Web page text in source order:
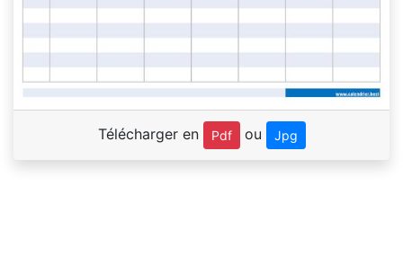
Télécharger en Pdf ou Jpg